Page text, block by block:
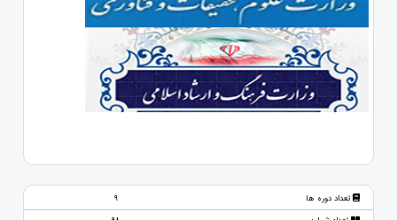
تعداد دوره ها
9